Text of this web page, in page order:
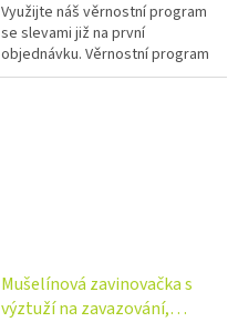
Využijte náš věrnostní program
se slevami již na první
objednávku. Věrnostní program
Mušelínová zavinovačka s
výztuží na zavazování,